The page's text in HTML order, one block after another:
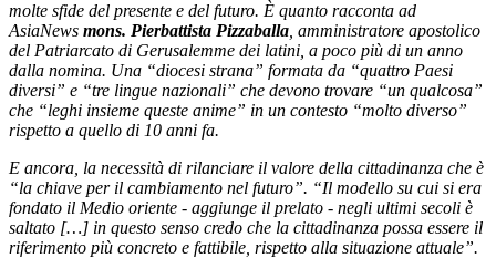
molte sfide del presente e del futuro. È quanto racconta ad
AsiaNews mons. Pierbattista Pizzaballa , amministratore apostolico
del Patriarcato di Gerusalemme dei latini, a poco più di un anno
dalla nomina. Una “diocesi strana” formata da “quattro Paesi
diversi” e “tre lingue nazionali” che devono trovare “un qualcosa”
che “leghi insieme queste anime” in un contesto “molto diverso”
rispetto a quello di 10 anni fa.
E ancora, la necessità di rilanciare il valore della cittadinanza che è
“la chiave per il cambiamento nel futuro”. “Il modello su cui si era
fondato il Medio oriente - aggiunge il prelato - negli ultimi secoli è
saltato […] in questo senso credo che la cittadinanza possa essere il
riferimento più concreto e fattibile, rispetto alla situazione attuale”.